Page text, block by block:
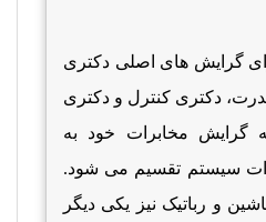
گرایش های اصلی دکتری
دکتری کنترل و دکتری
گرایش مخابرات خود به
سیستم تقسیم می شود.
و رباتیک نیز یکی دیگر